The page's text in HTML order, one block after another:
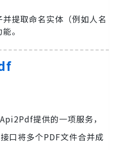
提取命名实体（例如人名
。
提供的一项服务，
口将多个PDF文件合并成